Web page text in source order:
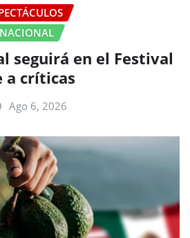
NACIONAL
seguirá en el Festival
a críticas
Ago 6, 2026